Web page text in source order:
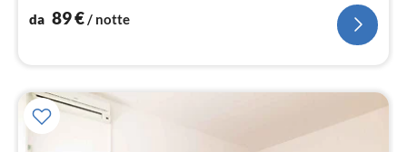
da 89€/ notte